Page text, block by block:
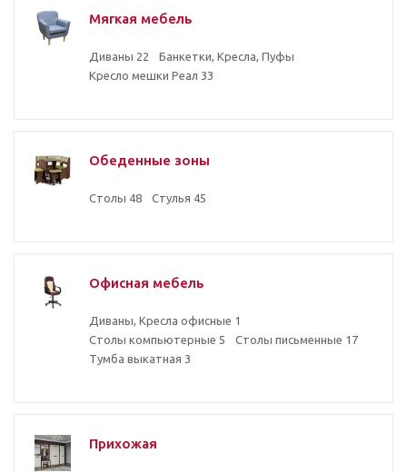
Мягкая мебель
Диваны 22
Банкетки, Кресла, Пуфы
Кресло мешки Реал 33
Обеденные зоны
Столы 48 Стулья 45
Офисная мебель
Диваны, Кресла офисные 1
Столы компьютерные 5 Столы письменные 17
Тумба выкатная 3
Прихожая